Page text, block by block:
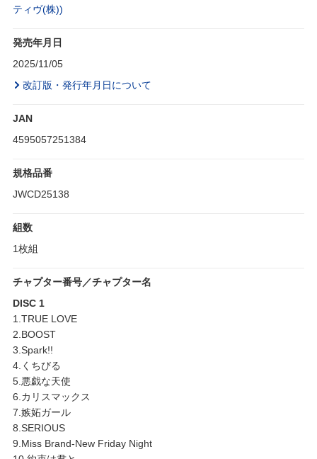
ティヴ(株))
発売年月日
2025/11/05
改訂版・発行年月日について
JAN
4595057251384
規格品番
JWCD25138
組数
1枚組
チャプター番号／チャプター名
DISC 1
1.TRUE LOVE
2.BOOST
3.Spark!!
4.くちびる
5.悪戯な天使
6.カリスマックス
7.嫉妬ガール
8.SERIOUS
9.Miss Brand-New Friday Night